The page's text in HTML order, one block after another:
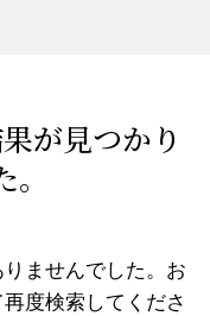
が⾒つかり
ませんでした。 お
度検索してくださ